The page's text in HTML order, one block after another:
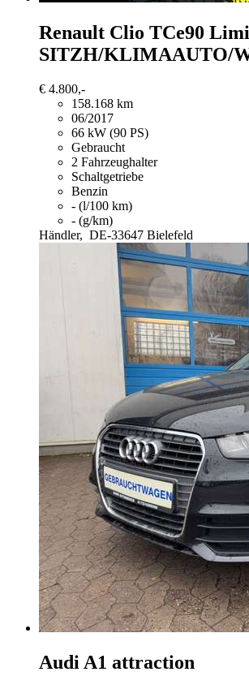
Renault Clio TCe90
SITZH/KLIMAAUTO/
€ 4.800,-
158.168 km
06/2017
66 kW (90 PS)
Gebraucht
2 Fahrzeughalter
Schaltgetriebe
Benzin
- (l/100 km)
- (g/km)
Händler, DE-33647 Bielefeld
Audi A1 attraction